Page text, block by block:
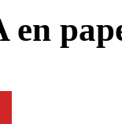
en